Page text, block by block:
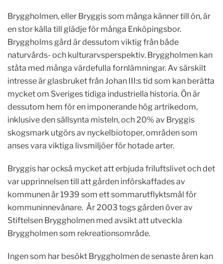
Bryggholmen, eller Bryggis som många känner till ön, är
en stor källa till glädje för många Enköpingsbor.
Bryggholms gård är dessutom viktig från både
naturvårds- och kulturarvsperspektiv. Bryggholmen kan
ståta med många värdefulla fornlämningar. Av särskilt
intresse är glasbruket från Johan III:s tid som kan berätta
mycket om Sveriges tidiga industriella historia. Ön är
dessutom hem för en imponerande hög artrikedom,
inklusive den sällsynta misteln, och 20% av Bryggis
skogsmark utgörs av nyckelbiotoper, områden som
anses vara viktiga livsmiljöer för hotade arter.
Bryggis har också mycket att erbjuda friluftslivet och det
var upprinnelsen till att gården införskaffades av
kommunen år 1939 som ett sommarutflyktsmål för
kommuninnevånare. År 2003 togs gården över av
Stiftelsen Bryggholmen med avsikt att utveckla
Bryggholmen som rekreationsområde.
Ingen som har besökt Bryggholmen de senaste åren kan